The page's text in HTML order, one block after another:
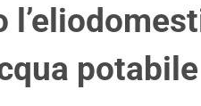
potabile